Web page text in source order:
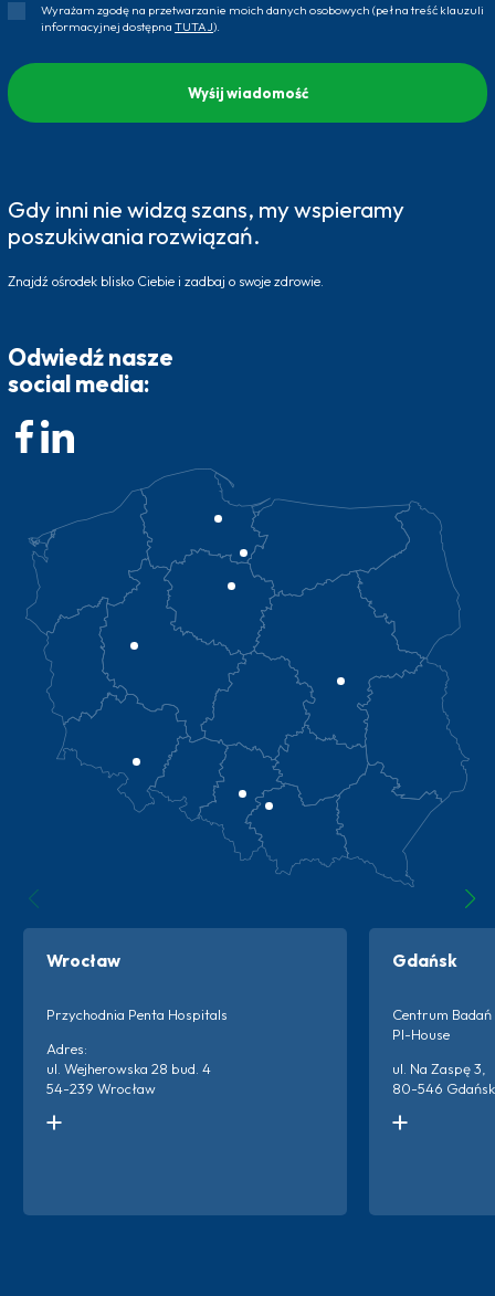
Wyrażam zgodę na przetwarzanie moich danych osobowych (pełna treść klauzuli
informacyjnej dostępna TUTAJ).
Gdy inni nie widzą szans, my wspieramy
poszukiwania rozwiązań.
Znajdź ośrodek blisko Ciebie i zadbaj o swoje zdrowie.
Odwiedź nasze
social media:
Wrocław
Przychodnia Penta Hospitals
Adres:
ul. Wejherowska 28 bud. 4
54-239 Wrocław
Gdańsk
Centrum
PI-House
ul. Na Zaspę 3,
80-546 Gdańsk